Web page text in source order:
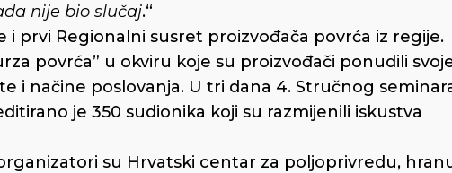
nije bio slučaj.“
i prvi Regionalni susret proizvođača povrća iz regije.
povrća” u okviru koje su proizvođači ponudili
i načine poslovanja. U tri dana 4. Stručnog
je 350 sudionika koji su razmijenili iskustva
su Hrvatski centar za poljoprivredu,